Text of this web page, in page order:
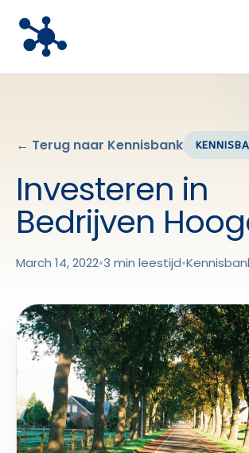
← Terug naar Kennisbank
Investeren in
Bedrijven
March 14, 2022•3 min leestijd•